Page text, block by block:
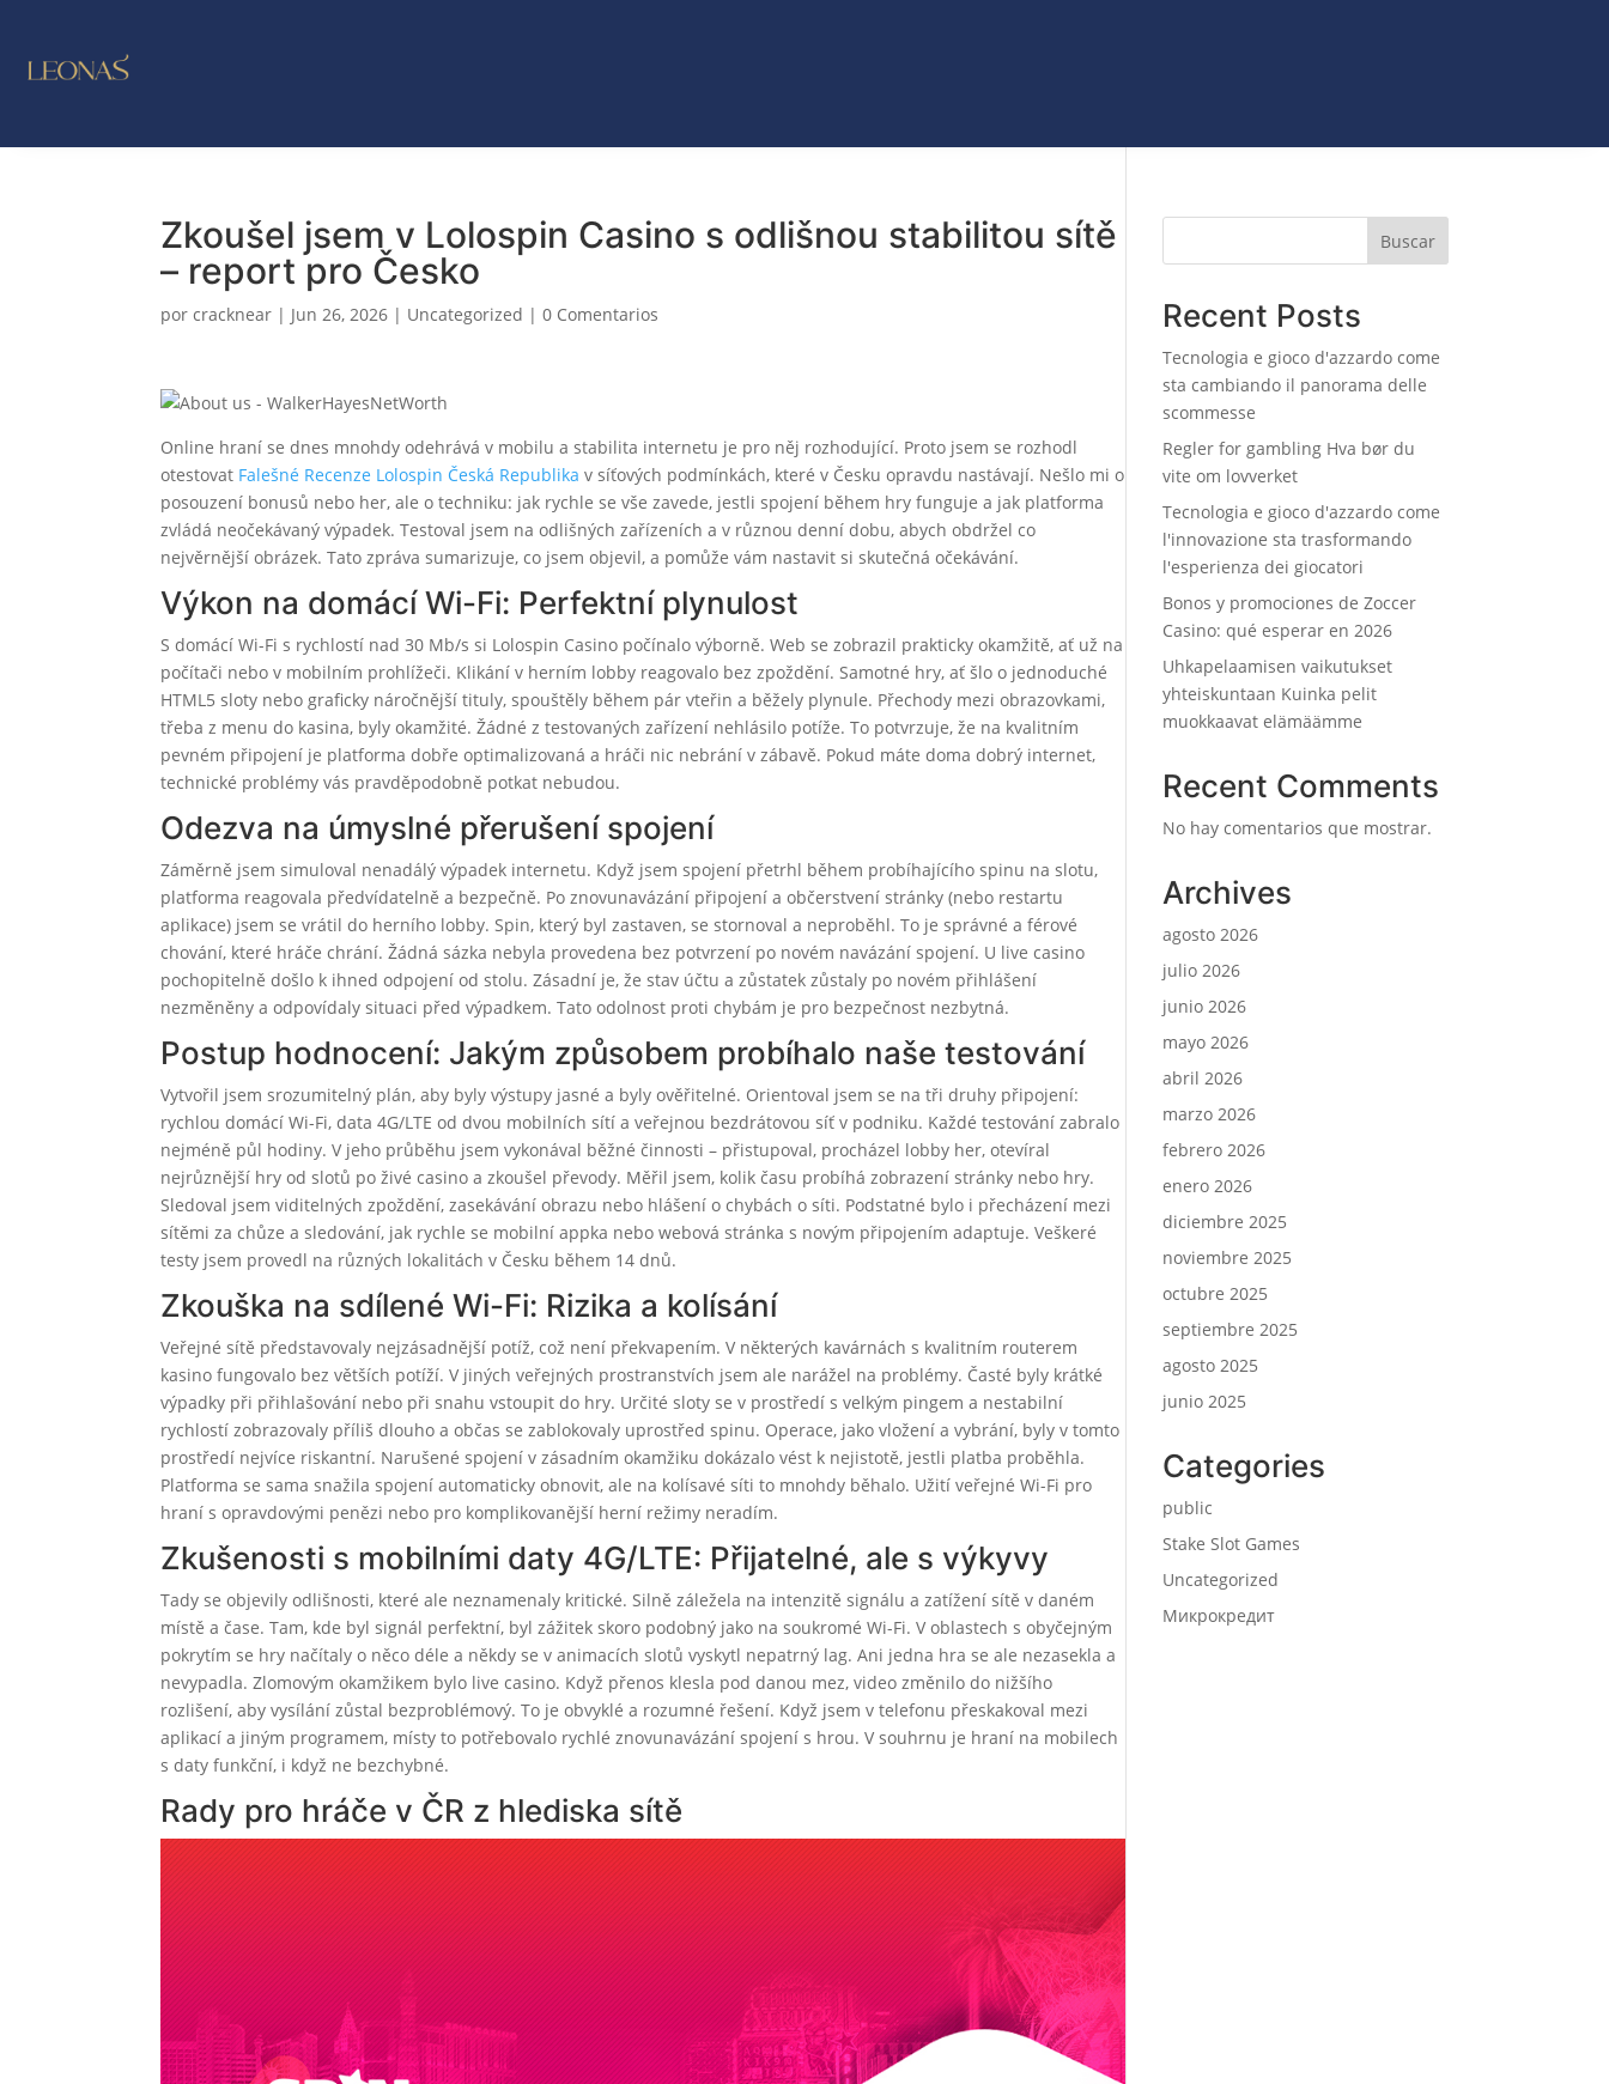
Zkoušel jsem v Lolospin Casino s odlišnou stabilitou sítě
– report pro Česko
porcracknear | Jun 26, 2026 | Uncategorized |0 Comentarios
Online hraní se dnes mnohdy odehrává v mobilu a stabilita internetu je pro něj rozhodující. Proto jsem se rozhodl
otestovat Falešné Recenze Lolospin Česká Republika v síťových podmínkách, které v Česku opravdu nastávají. Nešlo mi o
posouzení bonusů nebo her, ale o techniku: jak rychle se vše zavede, jestli spojení během hry funguje a jak platforma
zvládá neočekávaný výpadek. Testoval jsem na odlišných zařízeních a v různou denní dobu, abych obdržel co
nejvěrnější obrázek. Tato zpráva sumarizuje, co jsem objevil, a pomůže vám nastavit si skutečná očekávání.
Výkon na domácí Wi-Fi: Perfektní plynulost
S domácí Wi-Fi s rychlostí nad 30 Mb/s si Lolospin Casino počínalo výborně. Web se zobrazil prakticky okamžitě, ať už na
počítači nebo v mobilním prohlížeči. Klikání v herním lobby reagovalo bez zpoždění. Samotné hry, ať šlo o jednoduché
HTML5 sloty nebo graficky náročnější tituly, spouštěly během pár vteřin a běžely plynule. Přechody mezi obrazovkami,
třeba z menu do kasina, byly okamžité. Žádné z testovaných zařízení nehlásilo potíže. To potvrzuje, že na kvalitním
pevném připojení je platforma dobře optimalizovaná a hráči nic nebrání v zábavě. Pokud máte doma dobrý internet,
technické problémy vás pravděpodobně potkat nebudou.
Odezva na úmyslné přerušení spojení
Záměrně jsem simuloval nenadálý výpadek internetu. Když jsem spojení přetrhl během probíhajícího spinu na slotu,
platforma reagovala předvídatelně a bezpečně. Po znovunavázání připojení a občerstvení stránky (nebo restartu
aplikace) jsem se vrátil do herního lobby. Spin, který byl zastaven, se stornoval a neproběhl. To je správné a férové
chování, které hráče chrání. Žádná sázka nebyla provedena bez potvrzení po novém navázání spojení. U live casino
pochopitelně došlo k ihned odpojení od stolu. Zásadní je, že stav účtu a zůstatek zůstaly po novém přihlášení
nezměněny a odpovídaly situaci před výpadkem. Tato odolnost proti chybám je pro bezpečnost nezbytná.
Postup hodnocení: Jakým způsobem probíhalo naše testování
Vytvořil jsem srozumitelný plán, aby byly výstupy jasné a byly ověřitelné. Orientoval jsem se na tři druhy připojení:
rychlou domácí Wi-Fi, data 4G/LTE od dvou mobilních sítí a veřejnou bezdrátovou síť v podniku. Každé testování zabralo
nejméně půl hodiny. V jeho průběhu jsem vykonával běžné činnosti – přistupoval, procházel lobby her, otevíral
nejrůznější hry od slotů po živé casino a zkoušel převody. Měřil jsem, kolik času probíhá zobrazení stránky nebo hry.
Sledoval jsem viditelných zpoždění, zasekávání obrazu nebo hlášení o chybách o síti. Podstatné bylo i přecházení mezi
sítěmi za chůze a sledování, jak rychle se mobilní appka nebo webová stránka s novým připojením adaptuje. Veškeré
testy jsem provedl na různých lokalitách v Česku během 14 dnů.
Zkouška na sdílené Wi-Fi: Rizika a kolísání
Veřejné sítě představovaly nejzásadnější potíž, což není překvapením. V některých kavárnách s kvalitním routerem
kasino fungovalo bez větších potíží. V jiných veřejných prostranstvích jsem ale narážel na problémy. Časté byly krátké
výpadky při přihlašování nebo při snahu vstoupit do hry. Určité sloty se v prostředí s velkým pingem a nestabilní
rychlostí zobrazovaly příliš dlouho a občas se zablokovaly uprostřed spinu. Operace, jako vložení a vybrání, byly v tomto
prostředí nejvíce riskantní. Narušené spojení v zásadním okamžiku dokázalo vést k nejistotě, jestli platba proběhla.
Platforma se sama snažila spojení automaticky obnovit, ale na kolísavé síti to mnohdy běhalo. Užití veřejné Wi-Fi pro
hraní s opravdovými penězi nebo pro komplikovanější herní režimy neradím.
Zkušenosti s mobilními daty 4G/LTE: Přijatelné, ale s výkyvy
Tady se objevily odlišnosti, které ale neznamenaly kritické. Silně záležela na intenzitě signálu a zatížení sítě v daném
místě a čase. Tam, kde byl signál perfektní, byl zážitek skoro podobný jako na soukromé Wi-Fi. V oblastech s obyčejným
pokrytím se hry načítaly o něco déle a někdy se v animacích slotů vyskytl nepatrný lag. Ani jedna hra se ale nezasekla a
nevypadla. Zlomovým okamžikem bylo live casino. Když přenos klesla pod danou mez, video změnilo do nižšího
rozlišení, aby vysílání zůstal bezproblémový. To je obvyklé a rozumné řešení. Když jsem v telefonu přeskakoval mezi
aplikací a jiným programem, místy to potřebovalo rychlé znovunavázání spojení s hrou. V souhrnu je hraní na mobilech
s daty funkční, i když ne bezchybné.
Rady pro hráče v ČR z hlediska sítě
Buscar
Recent Posts
Tecnologia e gioco d'azzardo come
sta cambiando il panorama delle
scommesse
Regler for gambling Hva bør du
vite om lovverket
Tecnologia e gioco d'azzardo come
l'innovazione sta trasformando
l'esperienza dei giocatori
Bonos y promociones de Zoccer
Casino: qué esperar en 2026
Uhkapelaamisen vaikutukset
yhteiskuntaan Kuinka pelit
muokkaavat elämäämme
Recent Comments
No hay comentarios que mostrar.
Archives
agosto 2026
julio 2026
junio 2026
mayo 2026
abril 2026
marzo 2026
febrero 2026
enero 2026
diciembre 2025
noviembre 2025
octubre 2025
septiembre 2025
agosto 2025
junio 2025
Categories
public
Stake Slot Games
Uncategorized
Микрокредит